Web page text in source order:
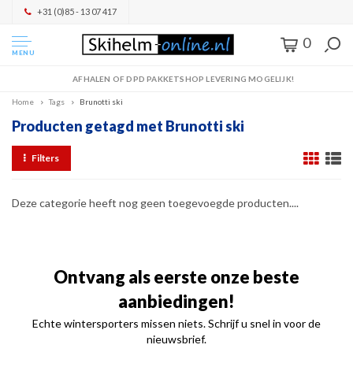
+31 (0)85 - 13 07 417
MENU
0
AFHALEN OF DPD PAKKETSHOP LEVERING MOGELIJK!
Home Tags Brunotti ski
Producten getagd met Brunotti ski
Filters
Deze categorie heeft nog geen toegevoegde producten....
Ontvang als eerste onze beste
aanbiedingen!
Echte wintersporters missen niets. Schrijf u snel in voor de
nieuwsbrief.